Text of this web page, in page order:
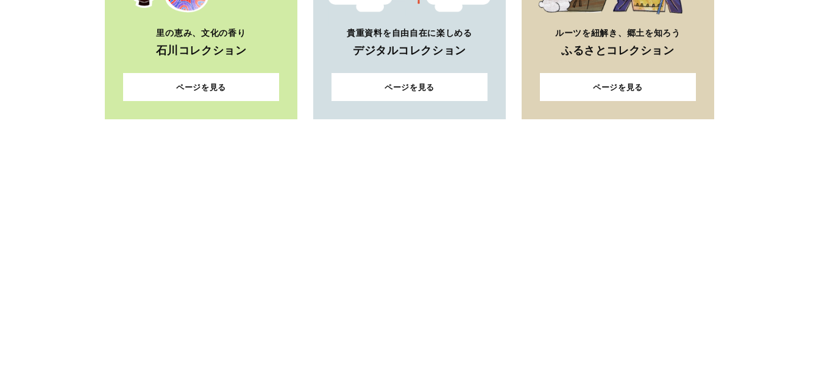
里の恵み、文化の香り
石川コレクション
ページを見る
貴重資料を自由自在に楽しめる
デジタルコレクション
ページを見る
ルーツを紐解き、郷土を知ろう
ふるさとコレクション
ページを見る